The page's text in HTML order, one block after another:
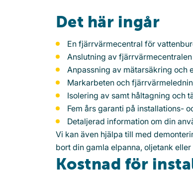
Det här ingår
En fjärrvärmecentral för
Anslutning av
Anpassning av mätarsäkring och
Markarbeten och
Isolering av samt håltagning och
Fem års garanti på installations-
Detaljerad information om din
Vi kan även hjälpa till med
bort din gamla elpanna, oljetank
Kostnad för